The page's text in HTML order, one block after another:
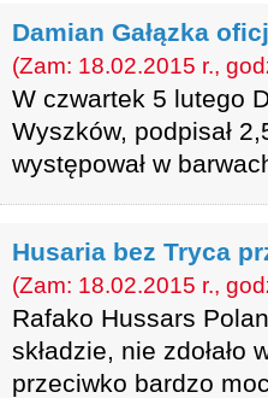
Damian Gałązka
(Zam: 18.02.2015 r.,
W czwartek 5 lutego
Wyszków, podpisał
występował w
Husaria bez Tryca
(Zam: 18.02.2015 r.,
Rafako Hussars
składzie, nie
przeciwko bardzo